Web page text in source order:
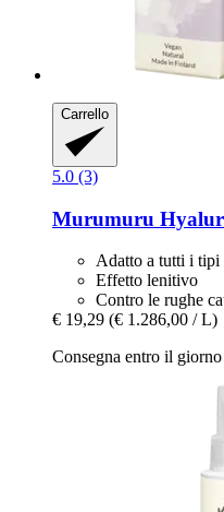
Carrello
5.0 (3)
Murumuru
Adatto a tutti i tipi
Effetto lenitivo
Contro le rughe
€ 19,29 (€ 1.286,00 / L)
Consegna entro il